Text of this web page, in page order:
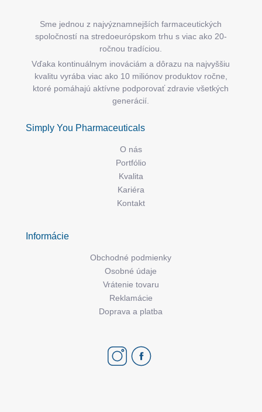
Sme jednou z najvýznamnejších farmaceutických
spoločností na stredoeurópskom trhu s viac ako 20-
ročnou tradíciou.
Vďaka kontinuálnym inováciám a dôrazu na najvyššiu
kvalitu vyrába viac ako 10 miliónov produktov ročne,
ktoré pomáhajú aktívne podporovať zdravie všetkých
generácií.
Simply You Pharmaceuticals
O nás
Portfólio
Kvalita
Kariéra
Kontakt
Informácie
Obchodné podmienky
Osobné údaje
Vrátenie tovaru
Reklamácie
Doprava a platba